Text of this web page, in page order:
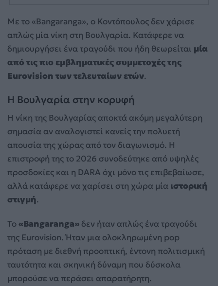
Με το «Bangaranga», ο Κοντόπουλος δεν χάρισε
απλώς μία νίκη στη Βουλγαρία. Κατάφερε να
δημιουργήσει ένα τραγούδι που ήδη θεωρείται μία
από τις πιο εμβληματικές συμμετοχές της
Eurovision των τελευταίων ετών.
Η Βουλγαρία στην κορυφή
Η νίκη της Βουλγαρίας αποκτά ακόμη μεγαλύτερη
σημασία αν αναλογιστεί κανείς την πολυετή
απουσία της χώρας από τον διαγωνισμό. Η
επιστροφή της το 2026 συνοδεύτηκε από υψηλές
προσδοκίες και η DARA όχι μόνο τις επιβεβαίωσε,
αλλά κατάφερε να χαρίσει στη χώρα μία ιστορική
στιγμή.
Το«Bangaranga» δεν ήταν απλώς ένα τραγούδι
της Eurovision. Ήταν μια ολοκληρωμένη pop
πρόταση με διεθνή προοπτική, έντονη πολιτισμική
ταυτότητα και σκηνική δύναμη που δύσκολα
μπορούσε να περάσει απαρατήρητη.